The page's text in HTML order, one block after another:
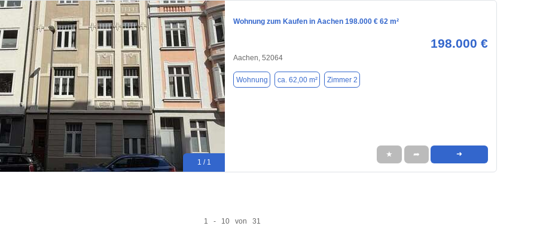
1 / 1
Wohnung zum Kaufen in Aachen 198.000 € 62 m²
198.000 €
Aachen, 52064
Wohnung ca. 62,00 m² Zimmer 2
★ ➦ ➜
1 - 10 von 31